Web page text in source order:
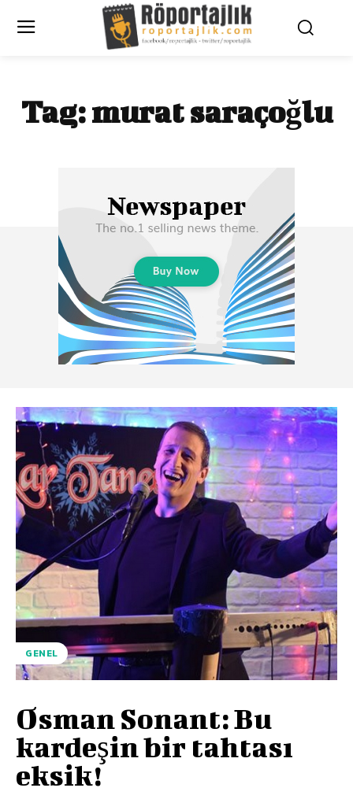
Tag:murat saraçoğlu
GENEL
Osman Sonant: Bu
kardeşin bir tahtası
eksik!